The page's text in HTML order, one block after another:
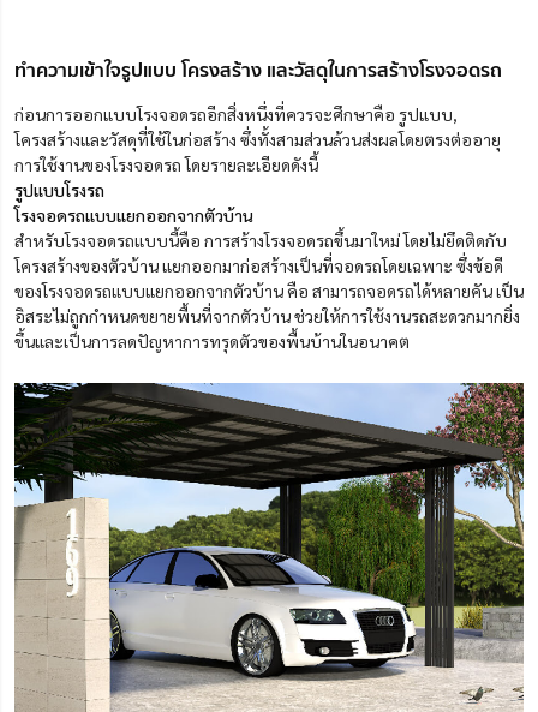
ทำความเข้าใจรูปแบบ โครงสร้าง และวัสดุในการสร้างโรงจอดรถ
ก่อนการออกแบบโรงจอดรถอีกสิ่งหนึ่งที่ควรจะศึกษาคือ รูปแบบ,
โครงสร้างและวัสดุที่ใช้ในก่อสร้าง ซึ่งทั้งสามส่วนล้วนส่งผลโดยตรงต่ออายุ
การใช้งานของโรงจอดรถ โดยรายละเอียดดังนี้
รูปแบบโรงรถ
โรงจอดรถแบบแยกออกจากตัวบ้าน
สำหรับโรงจอดรถแบบนี้คือ การสร้างโรงจอดรถขึ้นมาใหม่ โดยไม่ยึดติดกับ
โครงสร้างของตัวบ้าน แยกออกมาก่อสร้างเป็นที่จอดรถโดยเฉพาะ ซึ่งข้อดี
ของโรงจอดรถแบบแยกออกจากตัวบ้าน คือ สามารถจอดรถได้หลายคัน เป็น
อิสระไม่ถูกกำหนดขยายพื้นที่จากตัวบ้าน ช่วยให้การใช้งานรถสะดวกมากยิ่ง
ขึ้นและเป็นการลดปัญหาการทรุดตัวของพื้นบ้านในอนาคต